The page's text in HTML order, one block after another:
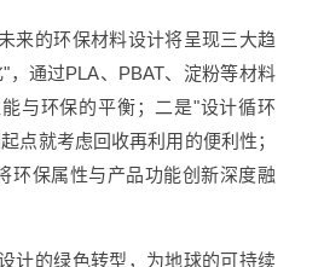
来的环保材料设计将呈现三大趋
，通过PLA、PBAT、淀粉等材料
与环保的平衡；二是"设计循环
点就考虑回收再利用的便利性；
环保属性与产品功能创新深度融
计的绿色转型，为地球的可持续